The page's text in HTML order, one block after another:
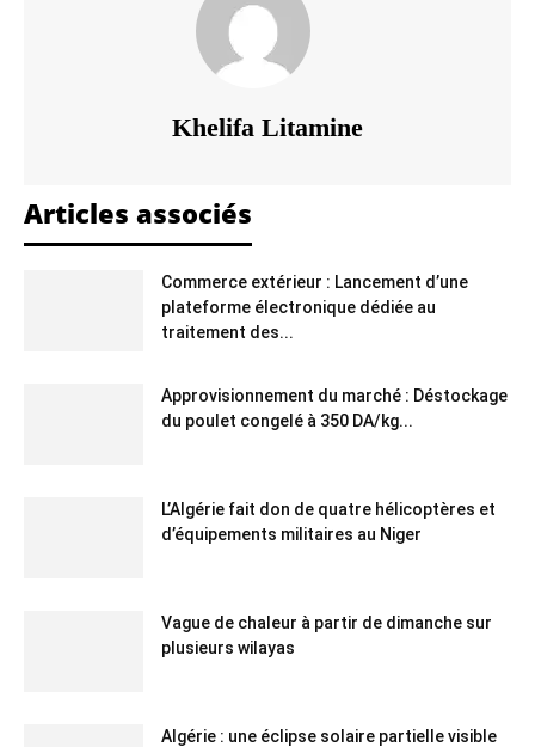
Khelifa Litamine
Articles associés
Commerce extérieur : Lancement d’une
plateforme électronique dédiée au
traitement des...
Approvisionnement du marché : Déstockage
du poulet congelé à 350 DA/kg...
L’Algérie fait don de quatre hélicoptères et
d’équipements militaires au Niger
Vague de chaleur à partir de dimanche sur
plusieurs wilayas
Algérie : une éclipse solaire partielle visible